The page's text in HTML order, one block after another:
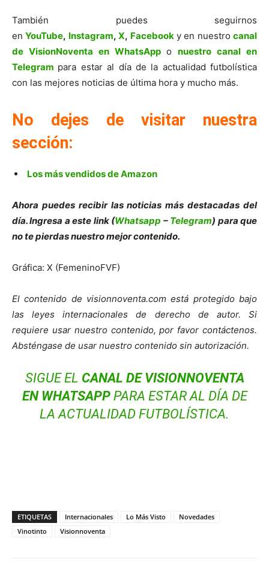
También puedes seguirnos
enYouTube, Instagram,X, Facebooky en nuestro canal
de VisionNoventa en WhatsApponuestro canal en
Telegram para estar al día de la actualidad futbolística
con las mejores noticias de última hora y mucho más.
No dejes de visitar nuestra
sección:
Los más vendidos de Amazon
Ahora puedes recibir las noticias más destacadas del
día. Ingresa a este link (Whatsapp – Telegram) para que
no te pierdas nuestro mejor contenido.
Gráfica: X (FemeninoFVF)
El contenido de visionnoventa.com está protegido bajo
las leyes internacionales de derecho de autor. Si
requiere usar nuestro contenido, por favor contáctenos.
Absténgase de usar nuestro contenido sin autorización.
SIGUE EL CANAL DE VISIONNOVENTA
EN WHATSAPPPARA ESTAR AL DÍA DE
LA ACTUALIDAD FUTBOLÍSTICA.
ETIQUETAS Internacionales Lo Más Visto
Novedades
Vinotinto
Visionnoventa